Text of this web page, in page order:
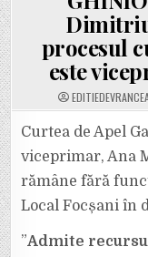
procesul
este
Curtea de Apel
viceprimar, Ana
rămâne fără
Local Focșani în
”Admite